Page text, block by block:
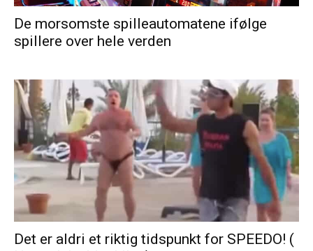
De morsomste spilleautomatene ifølge
spillere over hele verden
Det er aldri et riktig tidspunkt for SPEEDO! (